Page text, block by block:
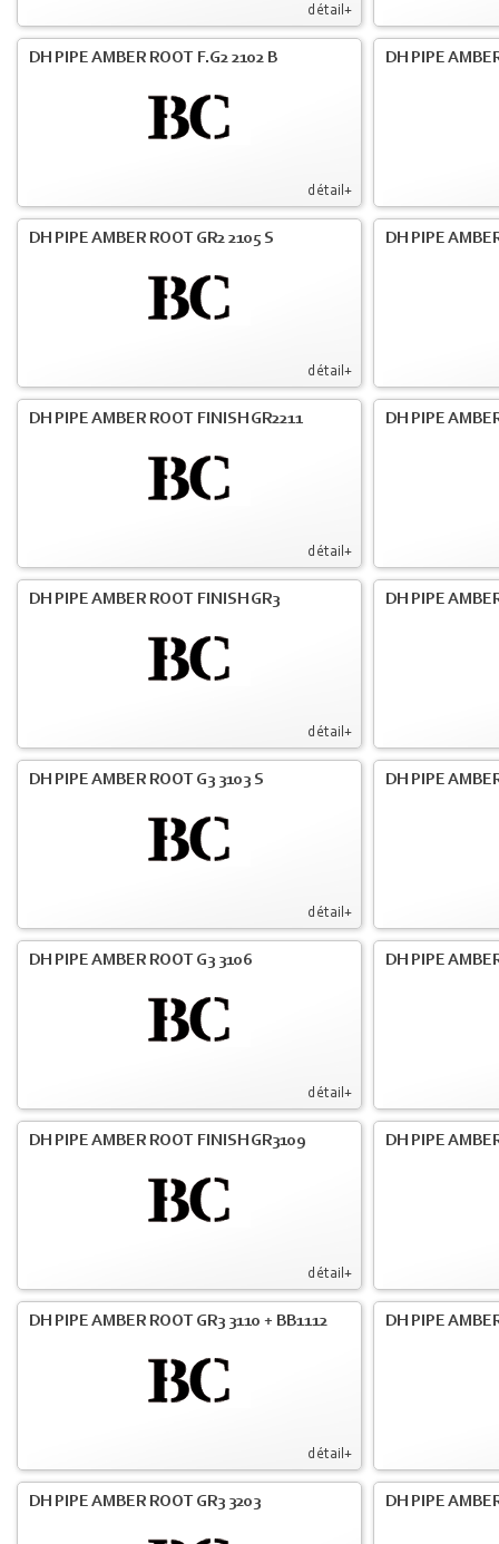
détail+
détail+
DH PIPE AMBER ROOT F.G2 2102 B DH PIPE
détail+
DH PIPE AMBER ROOT GR2 2105 S DH PIPE
détail+
DH PIPE AMBER ROOT FINISH GR2211 DH PIPE
détail+
DH PIPE AMBER ROOT FINISH GR3 DH PIPE
détail+
DH PIPE AMBER ROOT G3 3103 S DH PIPE
détail+
DH PIPE AMBER ROOT G3 3106 DH PIPE
détail+
DH PIPE AMBER ROOT FINISH GR3109 DH PIPE
détail+
DH PIPE AMBER ROOT GR3 3110 + BB1112 DH PIPE
DH PIPE AMBER ROOT GR3 3203 DH PIPE